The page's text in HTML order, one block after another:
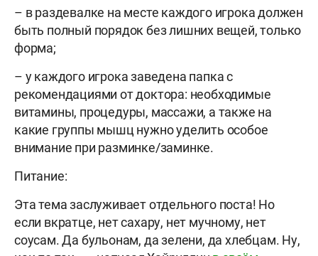
– в раздевалке на месте каждого игрока должен
быть полный порядок без лишних вещей, только
форма;
– у каждого игрока заведена папка с
рекомендациями от доктора: необходимые
витамины, процедуры, массажи, а также на
какие группы мышц нужно уделить особое
внимание при разминке/заминке.
Питание:
Эта тема заслуживает отдельного поста! Но
если вкратце, нет сахару, нет мучному, нет
соусам. Да бульонам, да зелени, да хлебцам. Ну,